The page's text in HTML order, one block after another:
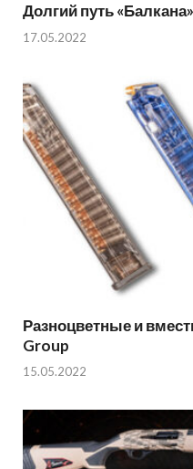
Долгий путь «Балкана»
17.05.2022
Разноцветные и
Group
15.05.2022